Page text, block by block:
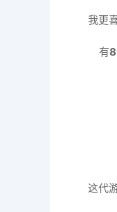
我更
有8
这代